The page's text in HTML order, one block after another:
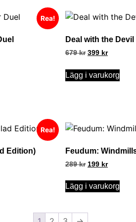
Rea!
Deal with the Devil
679kr 399 kr
Lägg i varukorg
Rea!
Edition) Feudum:
289kr 199 kr
Lägg i varukorg